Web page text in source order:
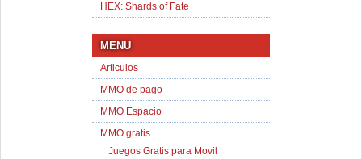
HEX: Shards of Fate
MENU
Articulos
MMO de pago
MMO Espacio
MMO gratis
Juegos Gratis para Movil